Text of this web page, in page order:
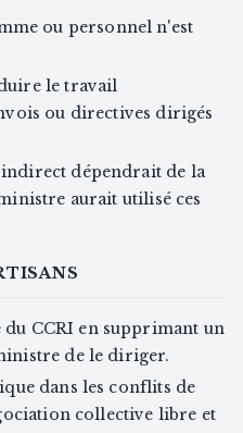
ou personnel n'est
le travail
ou directives dirigés
dépendrait de la
aurait utilisé ces
CCRI en supprimant un
de le diriger.
dans les conflits de
collective libre et